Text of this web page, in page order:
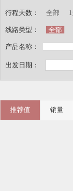
行程天数：
线路类型：
产品名称：
全部
全部
出发日期：
推荐值 销量